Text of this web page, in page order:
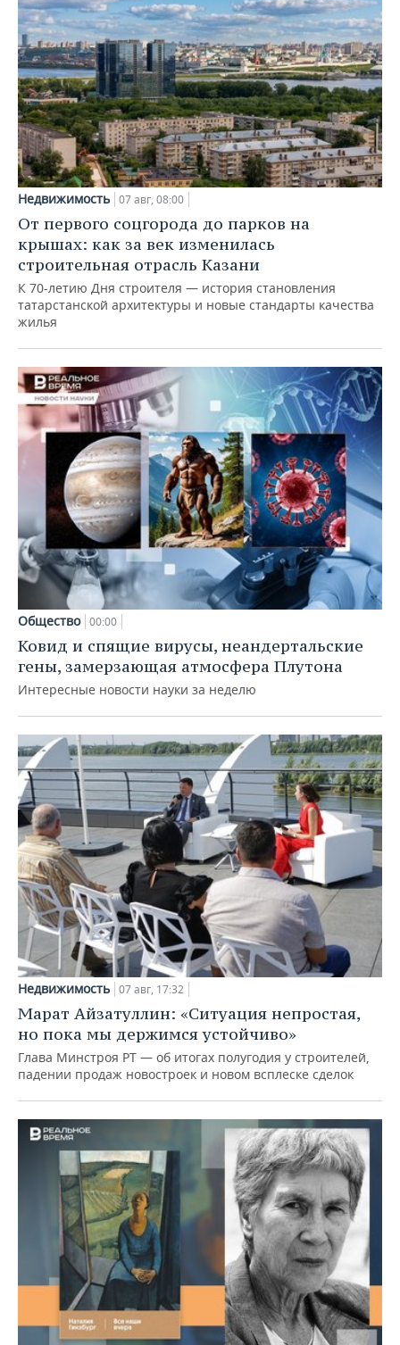
Недвижимость 07 авг, 08:00
От первого соцгорода до парков на
крышах: как за век изменилась
строительная отрасль Казани
К 70-летию Дня строителя — история становления
татарстанской архитектуры и новые стандарты качества
жилья
Общество 00:00
Ковид и спящие вирусы, неандертальские
гены, замерзающая атмосфера Плутона
Интересные новости науки за неделю
Недвижимость 07 авг, 17:32
Марат Айзатуллин: «Ситуация непростая,
но пока мы держимся устойчиво»
Глава Минстроя РТ — об итогах полугодия у строителей,
падении продаж новостроек и новом всплеске сделок